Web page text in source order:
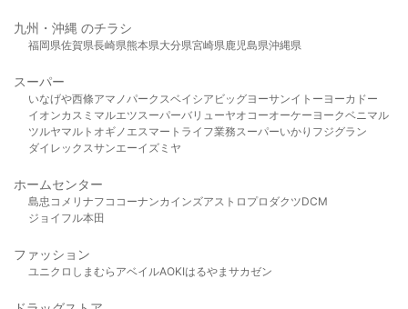
九州・沖縄 のチラシ
福岡県佐賀県長崎県熊本県大分県宮崎県鹿児島県沖縄県
スーパー
いなげや西條アマノパークスベイシア ビッグヨーサンイトーヨーカドー
イオンカスミ マルエツスーパーバリューヤオコーオーケー ヨークベニマル
ツルヤマルト オギノ エスマート ライフ業務スーパーいかり フジグラン
ダイレックスサンエーイズミヤ
ホームセンター
島忠 コメリ ナフコ コーナンカインズアストロプロダクツDCM
ジョイフル本田
ファッション
ユニクロ しまむら アベイルAOKIはるやま サカゼン